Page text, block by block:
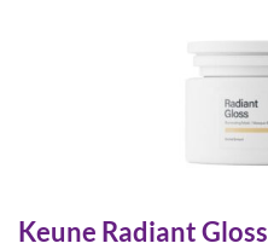
Keune Radiant